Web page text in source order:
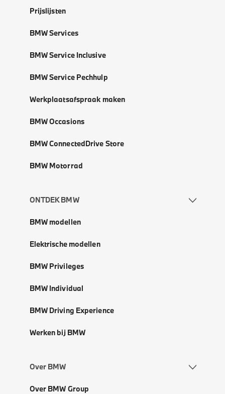
Prijslijsten
BMW Services
BMW Service Inclusive
BMW Service Pechhulp
Werkplaatsafspraak maken
BMW Occasions
BMW ConnectedDrive Store
BMW Motorrad
ONTDEK BMW
BMW modellen
Elektrische modellen
BMW Privileges
BMW Individual
BMW Driving Experience
Werken bij BMW
Over BMW
Over BMW Group